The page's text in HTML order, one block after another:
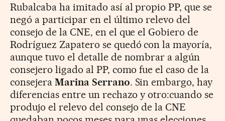
Rubalcaba ha imitado así al propio PP, que se
negó a participar en el último relevo del
consejo de la CNE, en el que el Gobiero de
Rodríguez Zapatero se quedó con la mayoría,
aunque tuvo el detalle de nombrar a algún
consejero ligado al PP, como fue el caso de la
consejera Marina Serrano. Sin embargo, hay
diferencias entre un rechazo y otro:cuando se
produjo el relevo del consejo de la CNE